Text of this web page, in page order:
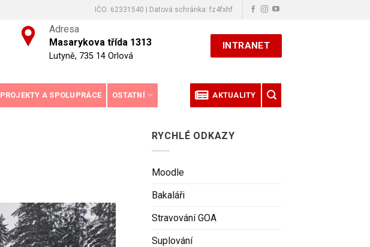
IČO: 62331540 | Datová schránka: fz4fxhf
Adresa
Masarykova třída 1313
Lutyně, 735 14 Orlová
INTRANET
PROJEKTY A SPOLUPRÁCE OSTATNÍ AKTUALITY
RYCHLÉ ODKAZY
Moodle
Bakaláři
Stravování GOA
Suplování